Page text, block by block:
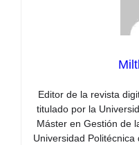
Editor de la revista
titulado por la
Máster en Gestión de
Universidad